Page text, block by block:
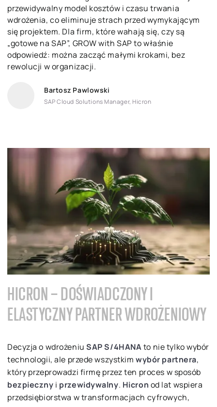
przewidywalny model kosztów i czasu trwania
wdrożenia, co eliminuje strach przed wymykającym
się projektem. Dla firm, które wahają się, czy są
„gotowe na SAP”, GROW with SAP to właśnie
odpowiedź: można zacząć małymi krokami, bez
rewolucji w organizacji.
Bartosz Pawlowski
SAP Cloud Solutions Manager, Hicron
HICRON – DOŚWIADCZONY I
ELASTYCZNY PARTNER WDROŻENIOWY
Decyzja o wdrożeniuSAP S/4HANAto nie tylko wybór
technologii, ale przede wszystkimwybór partnera,
który przeprowadzi firmę przez ten proces w sposób
bezpieczny i przewidywalny. Hicron od lat wspiera
przedsiębiorstwa w transformacjach cyfrowych,